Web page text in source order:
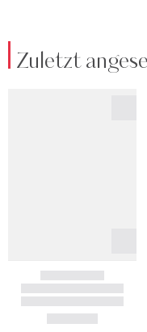
Zuletzt